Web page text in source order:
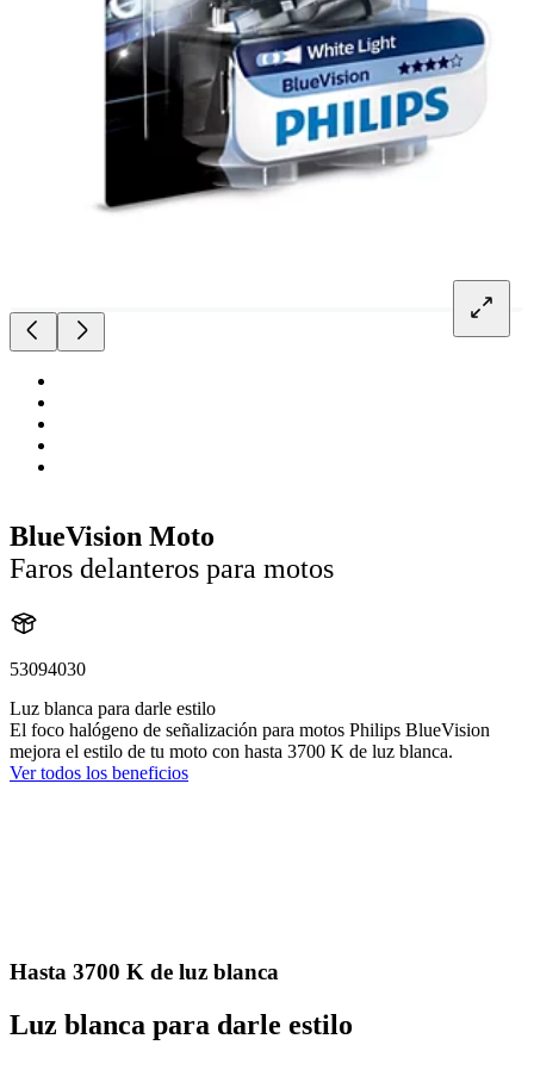
BlueVision Moto
Faros delanteros para motos
53094030
Luz blanca para darle estilo
El foco halógeno de señalización para motos Philips BlueVision
mejora el estilo de tu moto con hasta 3700 K de luz blanca.
Ver todos los beneficios
Hasta 3700 K de luz blanca
Luz blanca para darle estilo